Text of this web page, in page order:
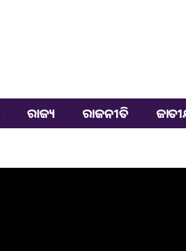
ରାଜ୍ୟ ରାଜନୀତି